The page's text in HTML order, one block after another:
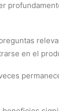
en el